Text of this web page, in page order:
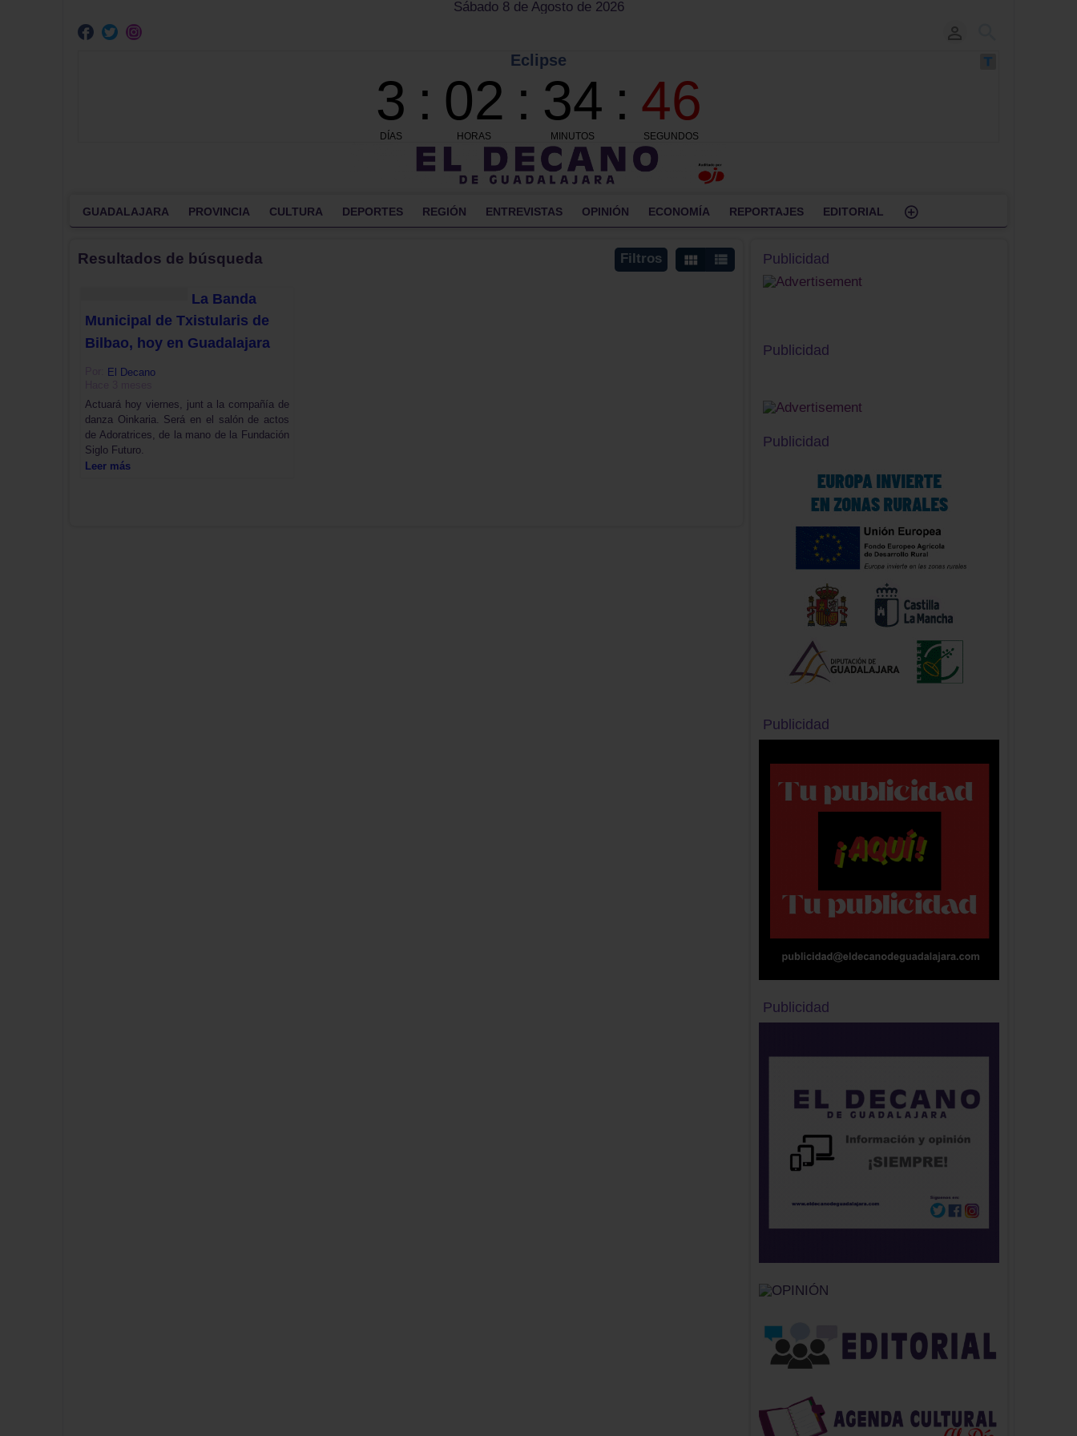
Sábado 8 de Agosto de 2026
GUADALAJARA PROVINCIA CULTURA DEPORTES REGIÓN ENTREVISTAS OPINIÓN ECONOMÍA REPORTAJES EDITORIAL
Filtros
Resultados de búsqueda
La Banda
Municipal de Txistularis de
Bilbao, hoy en Guadalajara
El Decano
Actuará hoy viernes, junt a la compañía de
danza Oinkaria. Será en el salón de actos
de Adoratrices, de la mano de la Fundación
Siglo Futuro.
Leer más
Publicidad
Publicidad
Publicidad
Publicidad
Publicidad